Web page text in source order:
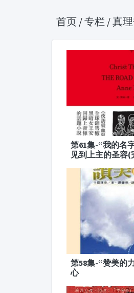
首页 /专栏 /真
第61集-“我的名
见到上主的圣容(
第58集-“赞美的
心